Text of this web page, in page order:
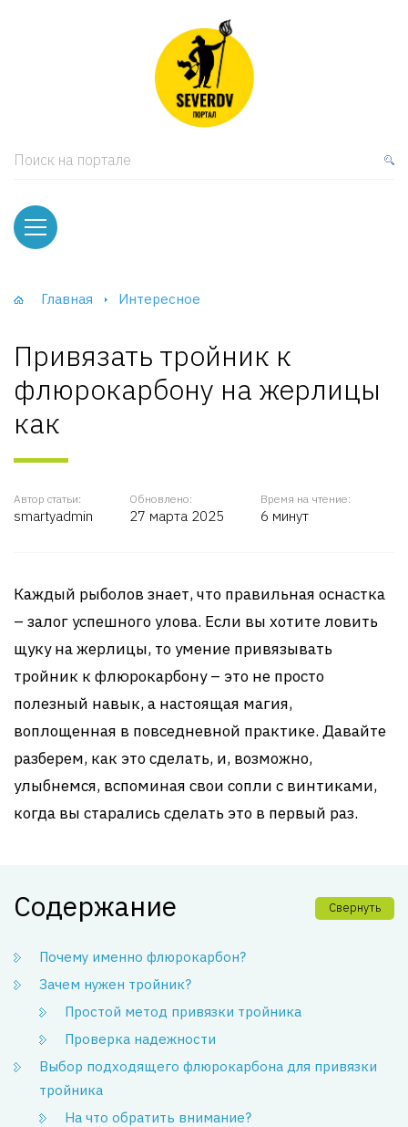
Поиск на портале
Главная Интересное
Привязать тройник к
флюрокарбону на жерлицы
как
Автор статьи:
smartyadmin
Обновлено:
27 марта 2025
Время на чтение:
6 минут
Каждый рыболов знает, что правильная оснастка
– залог успешного улова. Если вы хотите ловить
щуку на жерлицы, то умение привязывать
тройник к флюрокарбону – это не просто
полезный навык, а настоящая магия,
воплощенная в повседневной практике. Давайте
разберем, как это сделать, и, возможно,
улыбнемся, вспоминая свои сопли с винтиками,
когда вы старались сделать это в первый раз.
Содержание Свернуть
Почему именно флюрокарбон?
Зачем нужен тройник?
Простой метод привязки тройника
Проверка надежности
Выбор подходящего флюрокарбона для привязки
тройника
На что обратить внимание?
и тумбы